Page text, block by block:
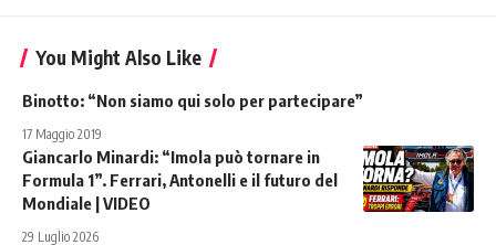
You Might Also Like
Binotto: “Non siamo qui solo per partecipare”
17 Maggio 2019
Giancarlo Minardi: “Imola può tornare in
Formula 1”. Ferrari, Antonelli e il futuro del
Mondiale | VIDEO
29 Luglio 2026